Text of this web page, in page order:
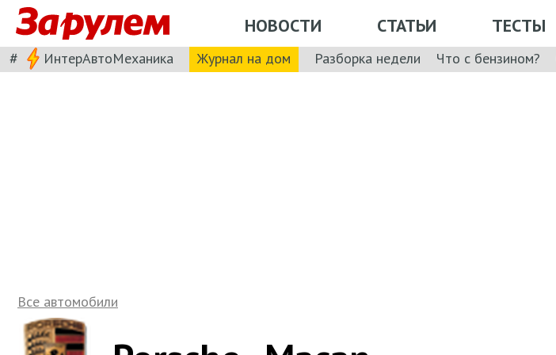
НОВОСТИ СТАТЬИ ТЕСТЫ
# ИнтерАвтоМеханика Журнал на дом Разборка недели Что с бензином?
Все автомобили